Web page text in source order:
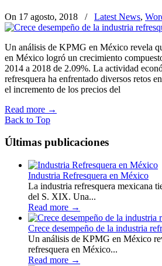
On 17 agosto, 2018 / Latest News,
Un análisis de KPMG en México revela
en México logró un crecimiento
2014 a 2018 de 2.09%. La actividad
refresquera ha enfrentado diversos retos
el incremento de los precios del
Read more →
Back to Top
Últimas publicaciones
Industria Refresquera en México
La industria refresquera mexicana
del S. XIX. Una...
Read more →
Crece desempeño de la industria
Un análisis de KPMG en México
refresquera en México...
Read more →